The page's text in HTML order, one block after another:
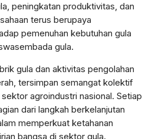
peningkatan produktivitas, dan
terus berupaya
pemenuhan kebutuhan gula
gula.
gula dan aktivitas pengolahan
tersimpan semangat kolektif
agroindustri nasional. Setiap
dari langkah berkelanjutan
memperkuat ketahanan
bangsa di sektor gula.